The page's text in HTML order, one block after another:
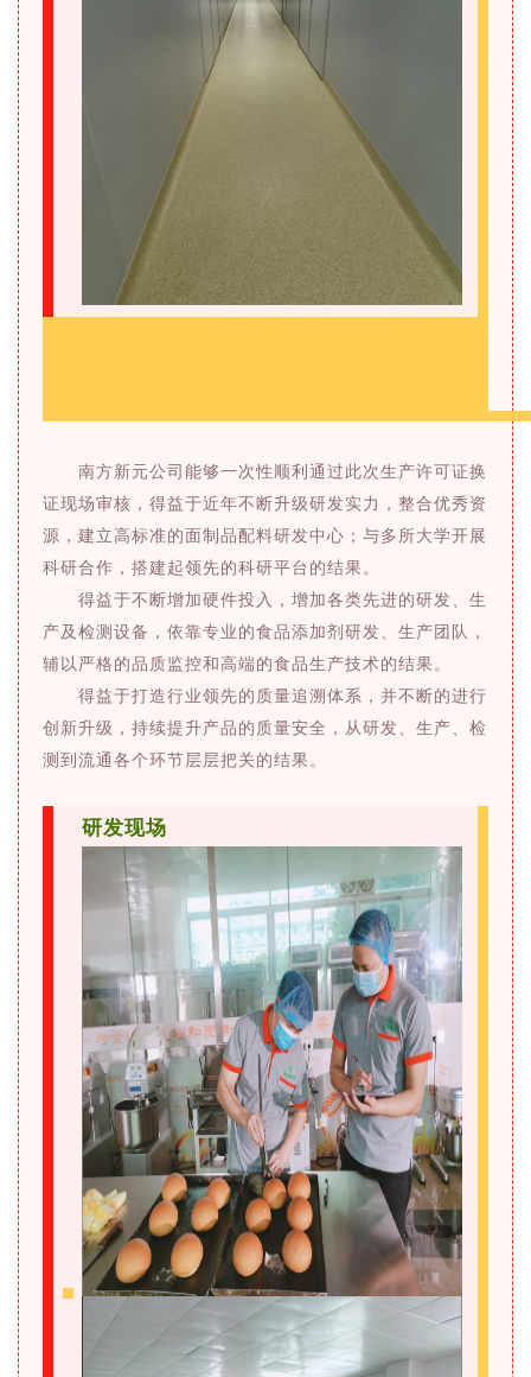
南方新元公司能够一次性顺利通过此次生产许可证换
证现场审核，得益于近年不断升级研发实力，整合优秀资
源，建立高标准的面制品配料研发中心；与多所大学开展
科研合作，搭建起领先的科研平台的结果。
得益于不断增加硬件投入，增加各类先进的研发、生
产及检测设备，依靠专业的食品添加剂研发、生产团队，
辅以严格的品质监控和高端的食品生产技术的结果。
得益于打造行业领先的质量追溯体系，并不断的进行
创新升级，持续提升产品的质量安全，从研发、生产、检
测到流通各个环节层层把关的结果。
研发现场